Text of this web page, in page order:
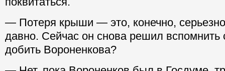
— Потеря крыши — это, конечно,
давно. Сейчас он снова решил вспомнить
добить Вороненкова?